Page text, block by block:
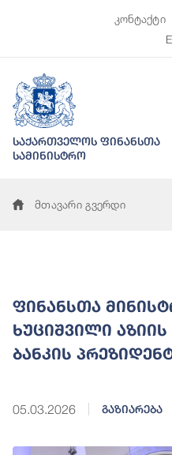
კონტაქტი
საქართველოს ფინანსთა
სამინისტრო
მთავარი გვერდი
ფინანსთა
ხუციშვილი აზიის
ბანკის
05.03.2026 გაზიარება